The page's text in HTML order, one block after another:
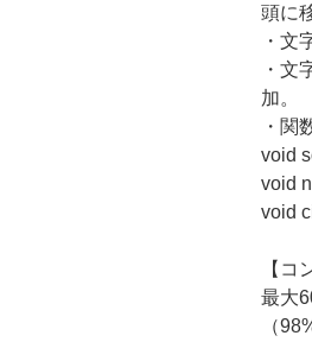
頭に
・文
・文
加。
・関
void
void
void
【コ
最大
（